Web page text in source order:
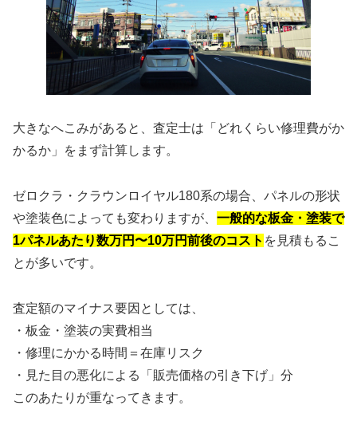
大きなへこみがあると、査定士は「どれくらい修理費がか
かるか」をまず計算します。
ゼロクラ・クラウンロイヤル180系の場合、パネルの形状
や塗装色によっても変わりますが、 一般的な板金・塗装で
1パネルあたり数万円〜10万円前後のコスト を見積もるこ
とが多いです。
査定額のマイナス要因としては、
・板金・塗装の実費相当
・修理にかかる時間＝在庫リスク
・見た目の悪化による「販売価格の引き下げ」分
このあたりが重なってきます。